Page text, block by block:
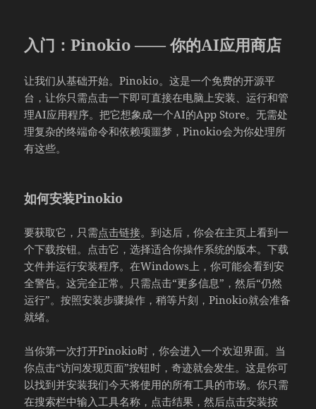
入门：Pinokio —— 你的AI应用商店
让我们从基础开始。Pinokio。这是一个免费的开源平
台，让你只需点击一下即可直接在电脑上安装、运行和管
理AI应用程序。把它想象成一个AI的App Store。无需处
理复杂的终端命令和依赖项噩梦，Pinokio会为你处理所
有这些。
如何安装Pinokio
要获取它，只需点击链接。到达后，你会在主页上看到一
个下载按钮。点击它，选择适合你操作系统的版本。下载
文件并运行安装程序。在Windows上，你可能会看到安
全警告。这完全正常。只需点击“更多信息”，然后“仍然
运行”。按照安装步骤操作，稍等片刻，Pinokio就会准备
就绪。
当你第一次打开Pinokio时，你会进入一个欢迎界面。当
你点击“访问发现页面”按钮时，奇迹就会发生。这是你可
以找到并安装我们今天将使用的所有工具的市场。你只需
在搜索栏中输入工具名称，点击结果，然后点击安装按